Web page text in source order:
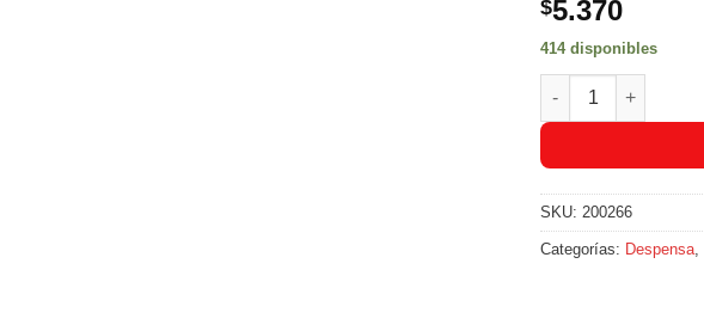
$5.370
414 disponibles
Maiz Tierno San
SKU: 200266
Categorías: Despensa